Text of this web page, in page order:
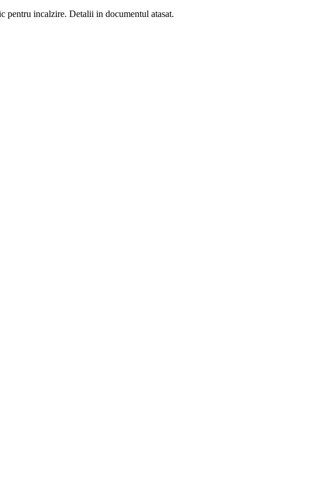
pentru incalzire. Detalii in documentul atasat.